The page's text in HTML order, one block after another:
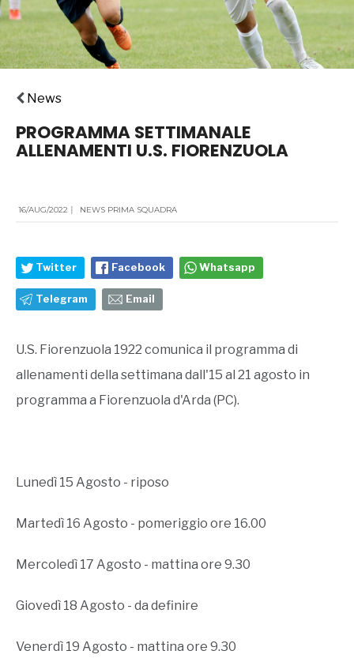
News
PROGRAMMA SETTIMANALE
ALLENAMENTI U.S. FIORENZUOLA
16/AUG/2022 NEWS PRIMA SQUADRA
Twitter Facebook Whatsapp
Telegram Email
U.S. Fiorenzuola 1922 comunica il programma di
allenamenti della settimana dall'15 al 21 agosto in
programma a Fiorenzuola d'Arda (PC).
Lunedì 15 Agosto - riposo
Martedì 16 Agosto - pomeriggio ore 16.00
Mercoledì 17 Agosto - mattina ore 9.30
Giovedì 18 Agosto - da definire
Venerdì 19 Agosto - mattina ore 9.30